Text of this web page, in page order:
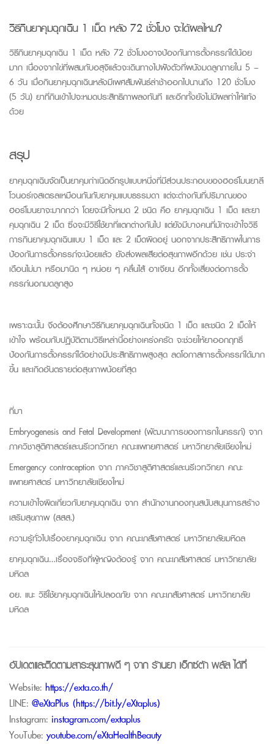
วิธีกินยาคุมฉุกเฉิน1 เม็ด หลัง 72 ชั่วโมง จะได้ผลไหม?
วิธีกินยาคุมฉุกเฉิน 1 เม็ด หลัง 72 ชั่วโมงอาจป้องกันการตั้งครรภ์ได้น้อย
มาก เนื่องจากไข่ที่ผสมกับอสุจิแล้วจะเดินทางไปฝังตัวที่ผนังมดลูกภายใน 5 –
6 วัน เมื่อกินยาคุมฉุกเฉินหลังมีเพศสัมพันธ์ล่าช้าออกไปนานถึง 120 ชั่วโมง
(5 วัน) ยาที่กินเข้าไปจะหมดประสิทธิภาพลงทันที และอีกทั้งยังไม่มีผลทำให้แท้ง
ด้วย
สรุป
ยาคุมฉุกเฉินจัดเป็นยาคุมกำเนิดอีกรูปแบบหนึ่งที่มีส่วนประกอบของฮอร์โมนยาลี
โวนอร์เจสเตรลเหมือนกันกับยาคุมแบบธรรมดา แต่จะต่างกันที่ปริมาณของ
ฮอร์โมนยาจะมากกว่า โดยจะมีทั้งหมด 2 ชนิด คือ ยาคุมฉุกเฉิน 1 เม็ด และยา
คุมฉุกเฉิน 2 เม็ด ซึ่งจะมีวิธีใช้ยาที่แตกต่างกันไป แต่ยังมีบางคนที่มักจะเข้าใจวิธี
การกินยาคุมฉุกเฉินแบบ 1 เม็ด และ 2 เม็ดผิดอยู่ นอกจากประสิทธิภาพในการ
ป้องกันการตั้งครรภ์จะน้อยแล้ว ยังส่งผลเสียต่อสุขภาพอีกด้วย เช่น ประจำ
เดือนไม่มา หรือมานิด ๆ หน่อย ๆ คลื่นไส้ อาเจียน อีกทั้งเสี่ยงต่อการตั้ง
ครรภ์นอกมดลูกสูง
เพราะฉะนั้น จึงต้องศึกษาวิธีกินยาคุมฉุกเฉินทั้งชนิด 1 เม็ด และชนิด 2 เม็ดให้
เข้าใจ พร้อมกับปฏิบัติตามวิธีเหล่านี้อย่างเคร่งครัด จะช่วยให้ยาออกฤทธิ์
ป้องกันการตั้งครรภ์ได้อย่างมีประสิทธิภาพสูงสุด ลดโอกาสการตั้งครรภ์ได้มาก
ขึ้น และเกิดอันตรายต่อสุขภาพน้อยที่สุด
ที่มา
Embryogenesis and Fetal Development (พัฒนาการของทารกในครรภ์) จาก
ภาควิชาสูติศาสตร์และนรีเวทวิทยา คณะแพทยศาสตร์ มหาวิทยาลัยเชียงใหม่
Emergency contraception จาก ภาควิชาสูติศาสตร์และนรีเวทวิทยา คณะ
แพทยศาสตร์ มหาวิทยาลัยเชียงใหม่
ความเข้าใจผิดเกี่ยวกับยาคุมฉุกเฉิน จาก สำนักงานกองทุนสนับสนุนการสร้าง
เสริมสุขภาพ (สสส.)
ความรู้ทั่วไปเรื่องยาคุมฉุกเฉิน จาก คณะเภสัชศาสตร์ มหาวิทยาลัยมหิดล
ยาคุมฉุกเฉิน…เรื่องจริงที่ผู้หญิงต้องรู้ จาก คณะเภสัชศาสตร์ มหาวิทยาลัย
มหิดล
อย. แนะ วิธีใช้ยาคุมฉุกเฉินให้ปลอดภัย จาก คณะเภสัชศาสตร์ มหาวิทยาลัย
มหิดล
อัปเดตและติดตามสาระสุขภาพดี ๆ จากร้านยา เอ็กซ์ต้า พลัสได้ที่
Website: https://exta.co.th/
LINE: @eXtaPlus (https://bit.ly/eXtaplus)
Instagram: instagram.com/extaplus
YouTube: youtube.com/eXtaHealthBeauty